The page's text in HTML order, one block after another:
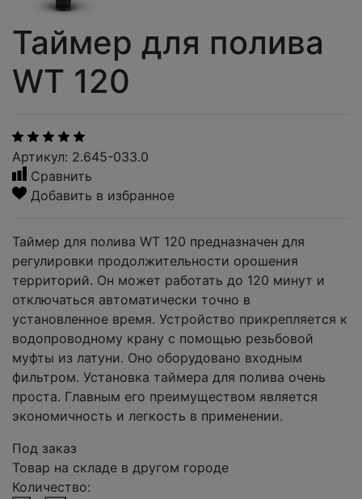
Таймер для полива
WT 120
Артикул: 2.645-033.0
Сравнить
Добавить в избранное
Таймер для полива WT 120 предназначен для
регулировки продолжительности орошения
территорий. Он может работать до 120 минут и
отключаться автоматически точно в
установленное время. Устройство прикрепляется к
водопроводному крану с помощью резьбовой
муфты из латуни. Оно оборудовано входным
фильтром. Установка таймера для полива очень
проста. Главным его преимуществом является
экономичность и легкость в применении.
Под заказ
Товар на складе в другом городе
Количество: